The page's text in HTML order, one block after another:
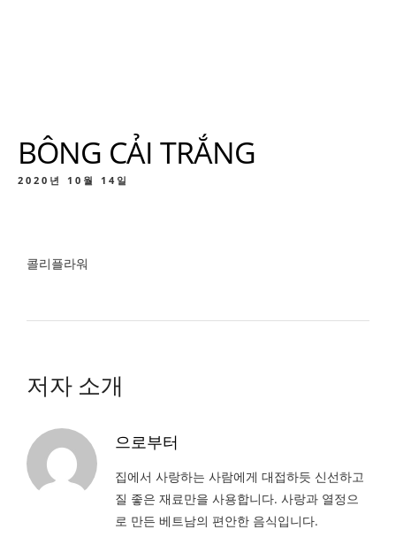
BÔNG CẢI TRẮNG
2020년 10월 14일
콜리플라워
저자 소개
으로부터
집에서 사랑하는 사람에게 대접하듯 신선하고
질 좋은 재료만을 사용합니다. 사랑과 열정으
로 만든 베트남의 편안한 음식입니다.